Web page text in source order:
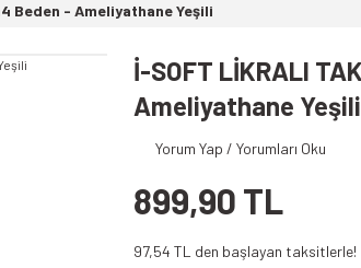
Paramedik T-shirt
112 Acil Sağlık Pantolon
112 Paramedik Yelek
Beyaz Önlük
Paramedik Swit
Beden - Ameliyathane Yeşili
İ-SOFT LİKRALI
Ameliyathane Yeşili
Yorum Yap / Yorumları Oku
899,90 TL
97,54 TL den başlayan taksitlerle!